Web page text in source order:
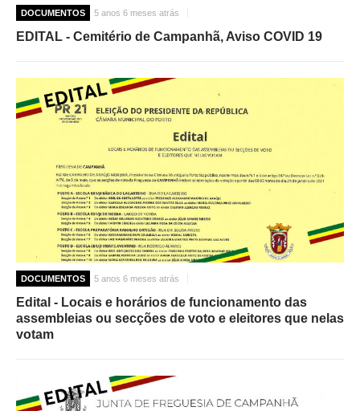
DOCUMENTOS 5 anos 6 meses atrás
EDITAL - Cemitério de Campanhã, Aviso COVID 19
DOCUMENTOS 5 anos 6 meses atrás
Edital - Locais e horários de funcionamento das
assembleias ou secções de voto e eleitores que nelas
votam